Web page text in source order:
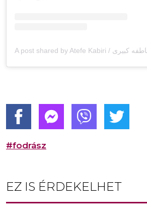
#fodrász
EZ IS ÉRDEKELHET